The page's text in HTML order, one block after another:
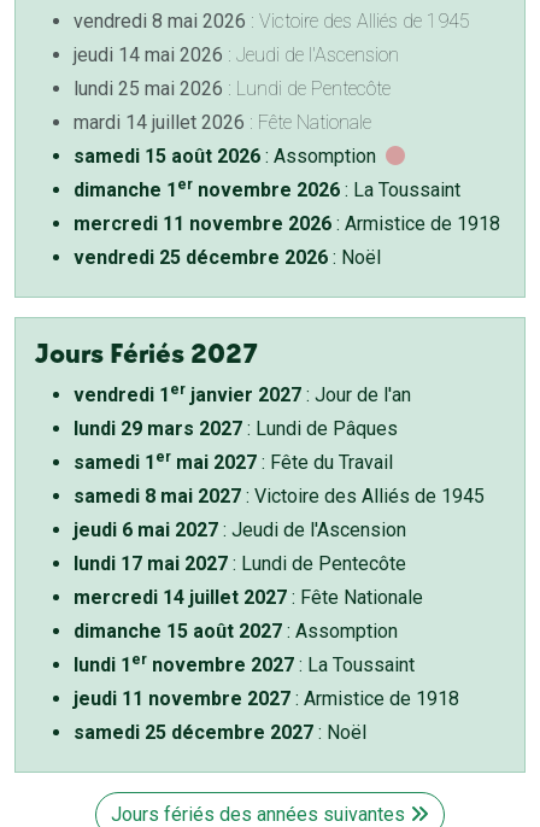
vendredi 8 mai 2026 : Victoire des Alliés de 1945
jeudi 14 mai 2026 : Jeudi de l'Ascension
lundi 25 mai 2026 : Lundi de Pentecôte
mardi 14 juillet 2026 : Fête Nationale
samedi 15 août 2026 : Assomption
dimanche 1 er novembre 2026 : La Toussaint
mercredi 11 novembre 2026 : Armistice de 1918
vendredi 25 décembre 2026 : Noël
Jours Fériés 2027
vendredi 1 er janvier 2027 : Jour de l'an
lundi 29 mars 2027 : Lundi de Pâques
samedi 1 er mai 2027 : Fête du Travail
samedi 8 mai 2027 : Victoire des Alliés de 1945
jeudi 6 mai 2027 : Jeudi de l'Ascension
lundi 17 mai 2027 : Lundi de Pentecôte
mercredi 14 juillet 2027 : Fête Nationale
dimanche 15 août 2027 : Assomption
lundi 1 er novembre 2027 : La Toussaint
jeudi 11 novembre 2027 : Armistice de 1918
samedi 25 décembre 2027 : Noël
Jours fériés des années suivantes